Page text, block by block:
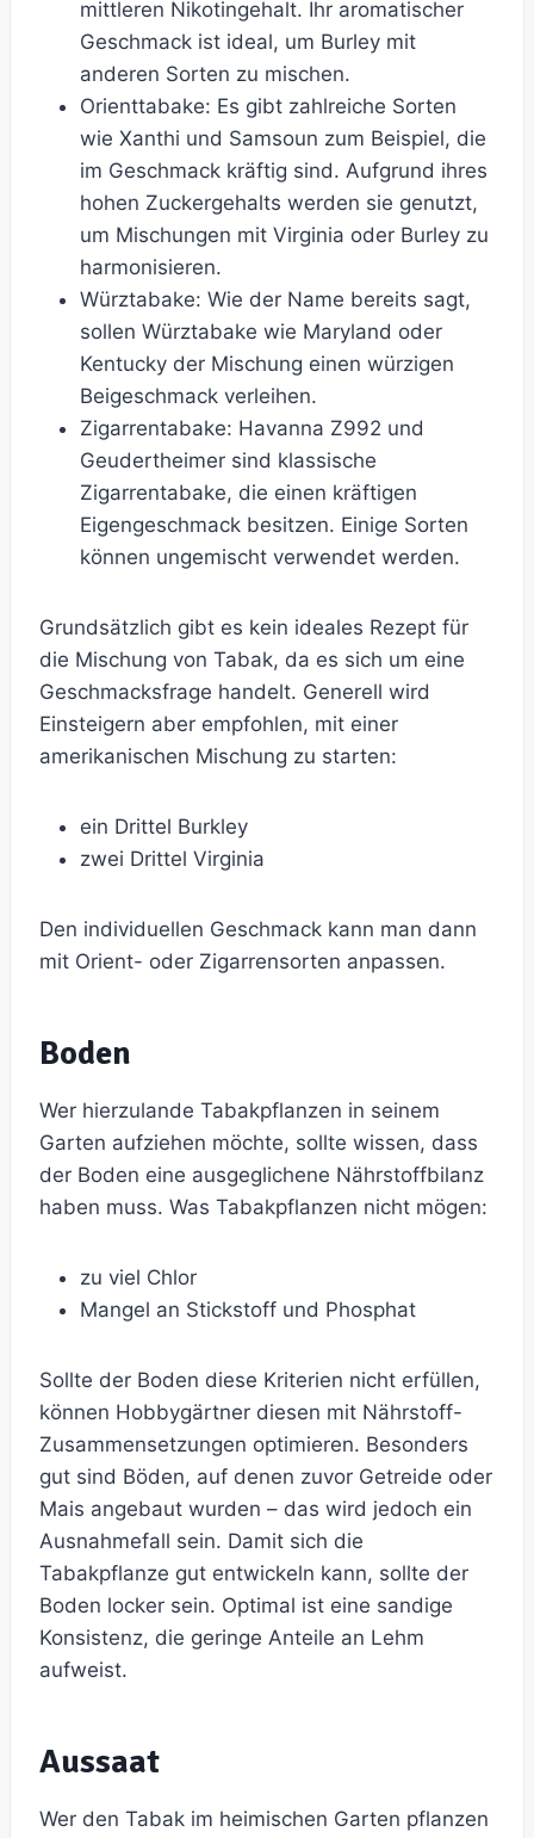
mittleren Nikotingehalt. Ihr aromatischer
Geschmack ist ideal, um Burley mit
anderen Sorten zu mischen.
Orienttabake: Es gibt zahlreiche Sorten
wie Xanthi und Samsoun zum Beispiel, die
im Geschmack kräftig sind. Aufgrund ihres
hohen Zuckergehalts werden sie genutzt,
um Mischungen mit Virginia oder Burley zu
harmonisieren.
Würztabake: Wie der Name bereits sagt,
sollen Würztabake wie Maryland oder
Kentucky der Mischung einen würzigen
Beigeschmack verleihen.
Zigarrentabake: Havanna Z992 und
Geudertheimer sind klassische
Zigarrentabake, die einen kräftigen
Eigengeschmack besitzen. Einige Sorten
können ungemischt verwendet werden.
Grundsätzlich gibt es kein ideales Rezept für
die Mischung von Tabak, da es sich um eine
Geschmacksfrage handelt. Generell wird
Einsteigern aber empfohlen, mit einer
amerikanischen Mischung zu starten:
ein Drittel Burkley
zwei Drittel Virginia
Den individuellen Geschmack kann man dann
mit Orient- oder Zigarrensorten anpassen.
Boden
Wer hierzulande Tabakpflanzen in seinem
Garten aufziehen möchte, sollte wissen, dass
der Boden eine ausgeglichene Nährstoffbilanz
haben muss. Was Tabakpflanzen nicht mögen:
zu viel Chlor
Mangel an Stickstoff und Phosphat
Sollte der Boden diese Kriterien nicht erfüllen,
können Hobbygärtner diesen mit Nährstoff-
Zusammensetzungen optimieren. Besonders
gut sind Böden, auf denen zuvor Getreide oder
Mais angebaut wurden – das wird jedoch ein
Ausnahmefall sein. Damit sich die
Tabakpflanze gut entwickeln kann, sollte der
Boden locker sein. Optimal ist eine sandige
Konsistenz, die geringe Anteile an Lehm
aufweist.
Aussaat
Wer den Tabak im heimischen Garten pflanzen